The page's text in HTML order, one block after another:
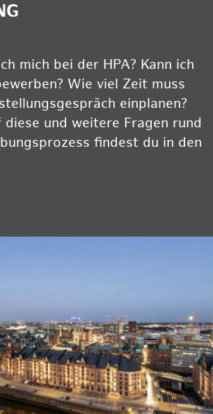
mich bei der HPA? Kann ich
Wie viel Zeit muss
einplanen?
und weitere Fragen rund
findest du in den